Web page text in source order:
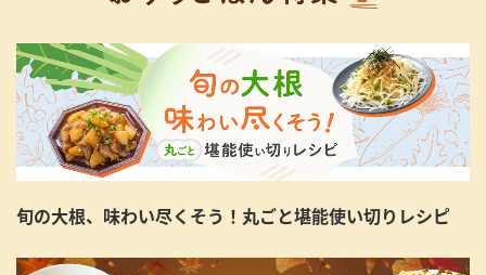
旬の大根、味わい尽くそう！丸ごと堪能使い切りレシピ